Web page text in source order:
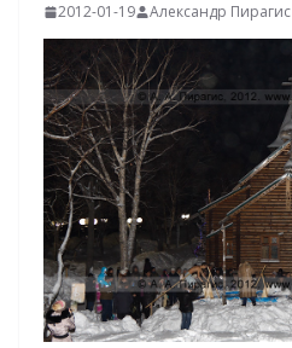
2012-01-19 Александр Пирагис